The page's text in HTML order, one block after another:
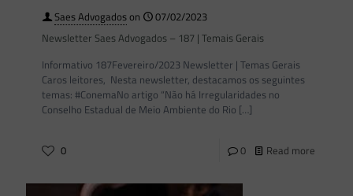
Saes Advogadoson
07/02/2023
Newsletter Saes Advogados – 187 | Temais Gerais
Informativo 187Fevereiro/2023 Newsletter | Temas Gerais
Caros leitores, Nesta newsletter, destacamos os seguintes
temas: #ConemaNo artigo “Não há Irregularidades no
Conselho Estadual de Meio Ambiente do Rio […]
0 0 Read more